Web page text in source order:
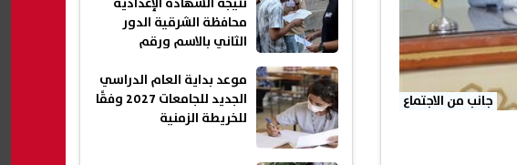
جانب من الاجتماع
محافظة الشرقية الدور
الثاني بالاسم ورقم
موعد بداية العام الدراسي
الجديد للجامعات 2027 وفقًا
للخريطة الزمنية